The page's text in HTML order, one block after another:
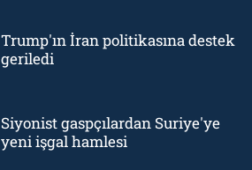
Trump'ın İran politikasına destek
geriledi
Siyonist gaspçılardan Suriye'ye
yeni işgal hamlesi